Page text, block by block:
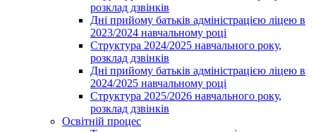
розклад дзвінків
Дні прийому батьків адміністрацією ліцею в
2023/2024 навчальному році
Структура 2024/2025 навчального року,
розклад дзвінків
Дні прийому батьків адміністрацією ліцею в
2024/2025 навчальному році
Структура 2025/2026 навчального року,
розклад дзвінків
Освітній процес